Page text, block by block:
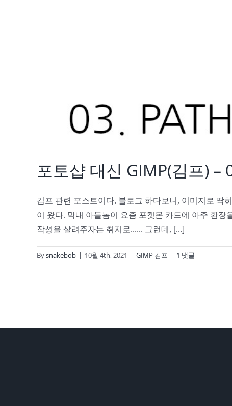
포토샵 대신 GIMP(김프)
김프 관련 포스트이다. 블로그 하다보니, 이미지로 딱
이 왔다. 막내 아들놈이 요즘 포켓몬 카드에 아주 환
작성을 살려주자는 취지로...... 그런데, [...]
Bysnakebob | 10월 4th, 2021 | GIMP 김프 | 1 댓글